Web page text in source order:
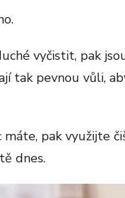
vyčistit, pak
tak pevnou vůli,
pak využijte
dnes.